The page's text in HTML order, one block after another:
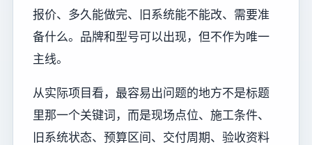
报价、多久能做完、旧系统能不能改、需要准
备什么。品牌和型号可以出现，但不作为唯一
主线。
从实际项目看，最容易出问题的地方不是标题
里那一个关键词，而是现场点位、施工条件、
旧系统状态、预算区间、交付周期、验收资料